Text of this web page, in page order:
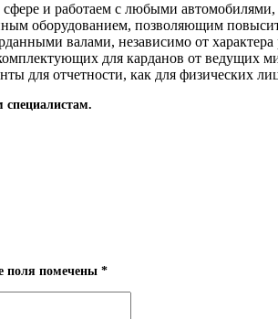
и работаем с любыми автомобилями,
оборудованием, позволяющим
валами, независимо от
для карданов от ведущих
для отчетности, как для физических
поля помечены *